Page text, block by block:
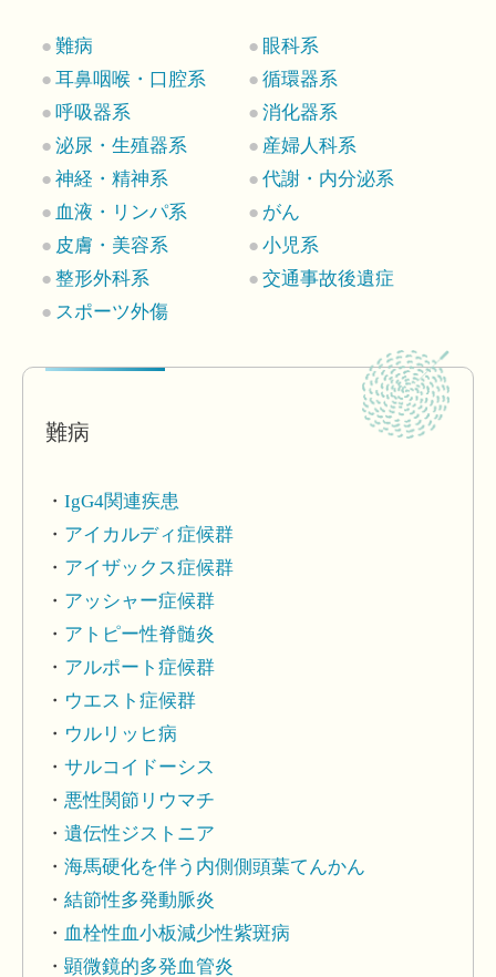
難病
眼科系
耳鼻咽喉・口腔系
循環器系
呼吸器系
消化器系
泌尿・生殖器系
産婦人科系
神経・精神系
代謝・内分泌系
血液・リンパ系
がん
皮膚・美容系
小児系
整形外科系
交通事故後遺症
スポーツ外傷
難病
IgG4関連疾患
アイカルディ症候群
アイザックス症候群
アッシャー症候群
アトピー性脊髄炎
アルポート症候群
ウエスト症候群
ウルリッヒ病
サルコイドーシス
悪性関節リウマチ
遺伝性ジストニア
海馬硬化を伴う内側側頭葉てんかん
結節性多発動脈炎
血栓性血小板減少性紫斑病
顕微鏡的多発血管炎